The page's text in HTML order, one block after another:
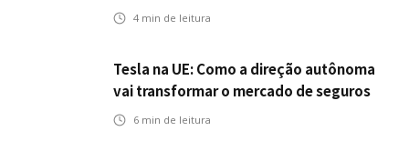
setor de seguros automotivos na era
4 min de leitura
Tesla na UE: Como a direção autônoma
vai transformar o mercado de seguros
6 min de leitura